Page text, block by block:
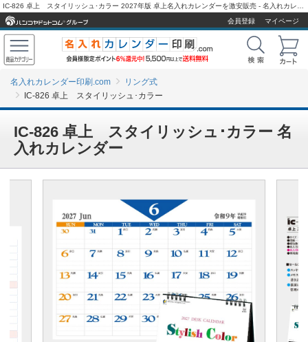
会員登録
マイページ
名入れカレンダー印刷.com
リング式
IC-826 卓上 スタイリッシュ･カラー
IC-826 卓上 スタイリッシュ･カラー 名
入れカレンダー